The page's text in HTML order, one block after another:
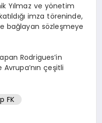
Yılmaz ve yönetim
imza töreninde,
bağlayan sözleşmeye
Rodrigues’in
çeşitli
FK